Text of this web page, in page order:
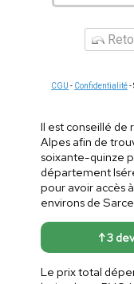
CGU - Confidentialité-
Il est conseillé de
Alpes afin de
soixante-quinze
département
pour avoir accès
environs de
↑ 3
Le prix total